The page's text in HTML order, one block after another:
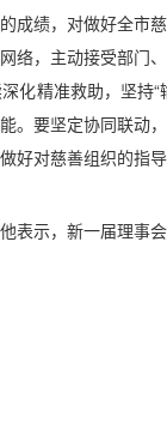
成绩，对做好全市
络，主动接受部门
精准救助，坚持
。要坚定协同联动
好对慈善组织的
表示，新一届理事